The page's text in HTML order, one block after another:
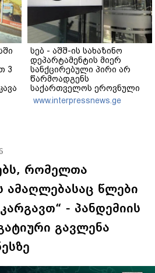
3
სებ - აშშ-ის სახაზინო
დეპარტამენტის მიერ
სანქცირებული პირი არ
წარმოადგენს
საქართველოს ეროვნული
ბანკის რეგულირებულ
www.interpressnews.ge
რომელთა
ამაღლებასაც წლები
- პანდემიის
გავლენა